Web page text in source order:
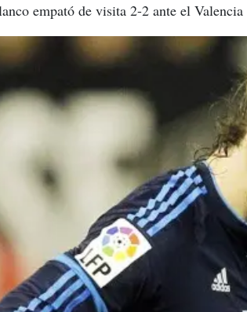
empató de visita 2-2 ante el